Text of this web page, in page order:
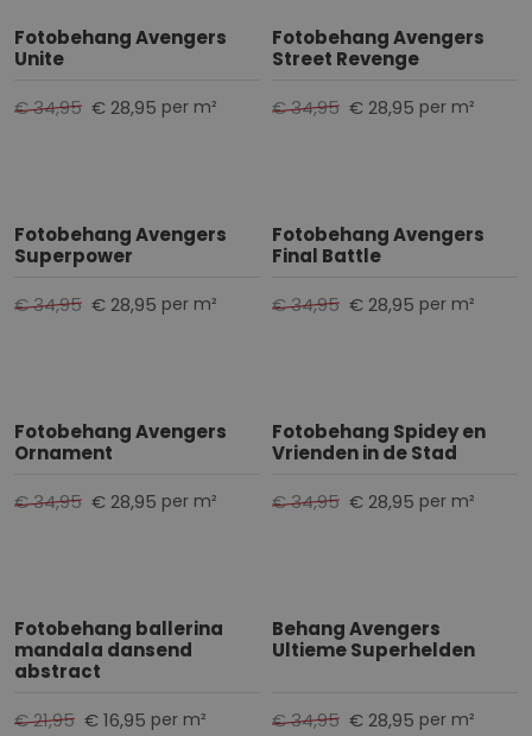
Fotobehang Avengers
Unite
€ 28,95 per m²
€ 34,95
Fotobehang Avengers
Street Revenge
€ 28,95 per m²
€ 34,95
Fotobehang Avengers
Superpower
€ 28,95 per m²
€ 34,95
Fotobehang Avengers
Final Battle
€ 28,95 per m²
€ 34,95
Fotobehang Avengers
Ornament
€ 28,95 per m²
€ 34,95
Fotobehang Spidey en
Vrienden in de Stad
€ 28,95 per m²
€ 34,95
Fotobehang ballerina
mandala dansend
abstract
€ 16,95 per m²
€ 21,95
Behang Avengers
Ultieme Superhelden
€ 28,95 per m²
€ 34,95